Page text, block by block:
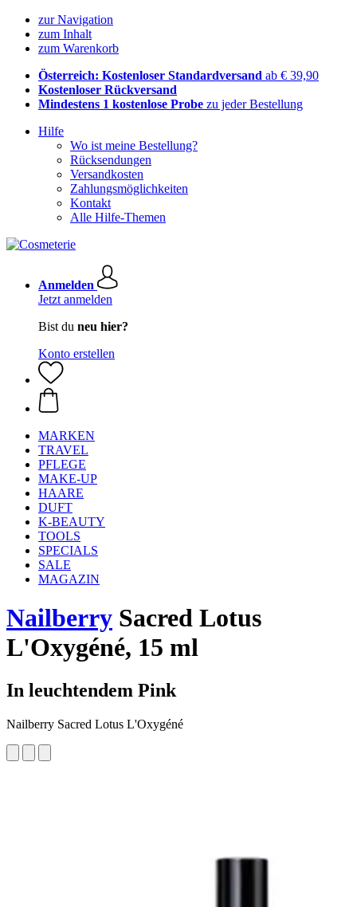
zur Navigation
zum Inhalt
zum Warenkorb
Österreich: Kostenloser Standardversand ab € 39,90
Kostenloser Rückversand
Mindestens 1 kostenlose Probe zu jeder Bestellung
Hilfe
Wo ist meine Bestellung?
Rücksendungen
Versandkosten
Zahlungsmöglichkeiten
Kontakt
Alle Hilfe-Themen
Anmelden
Jetzt anmelden
Bist du neu hier?
Konto erstellen
MARKEN
TRAVEL
PFLEGE
MAKE-UP
HAARE
DUFT
K-BEAUTY
TOOLS
SPECIALS
SALE
MAGAZIN
Nailberry Sacred Lotus
L'Oxygéné, 15 ml
In leuchtendem Pink
Nailberry Sacred Lotus L'Oxygéné